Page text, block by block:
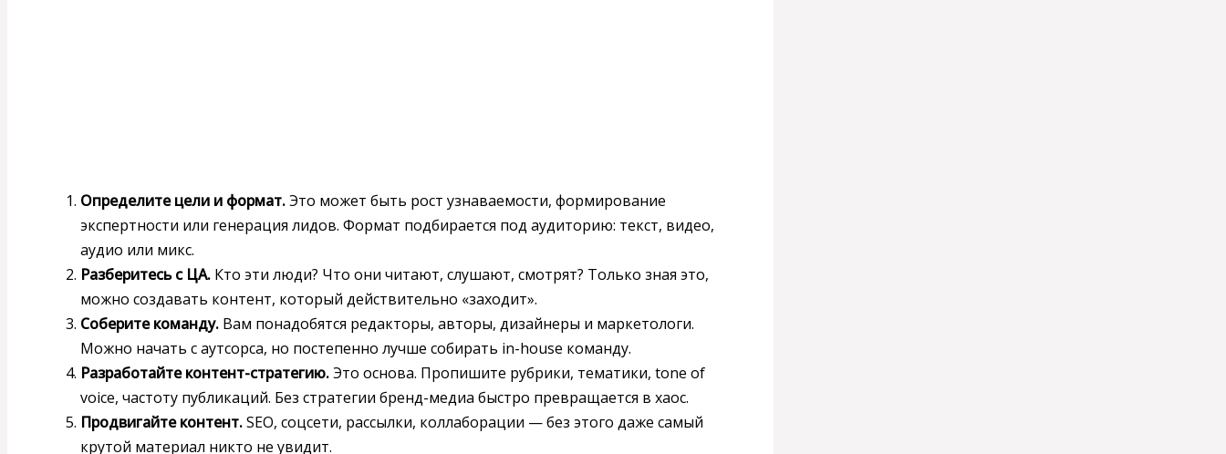
Определите цели и формат.Это может быть рост узнаваемости, формирование
экспертности или генерация лидов. Формат подбирается под аудиторию: текст, видео,
аудио или микс.
Разберитесь с ЦА. Кто эти люди? Что они читают, слушают, смотрят? Только зная это,
можно создавать контент, который действительно «заходит».
Соберите команду. Вам понадобятся редакторы, авторы, дизайнеры и маркетологи.
Можно начать с аутсорса, но постепенно лучше собирать in-house команду.
Разработайте контент-стратегию.Это основа. Пропишите рубрики, тематики, tone of
voice, частоту публикаций. Без стратегии бренд-медиа быстро превращается в хаос.
Продвигайте контент.SEO, соцсети, рассылки, коллаборации — без этого даже самый
крутой материал никто не увидит.